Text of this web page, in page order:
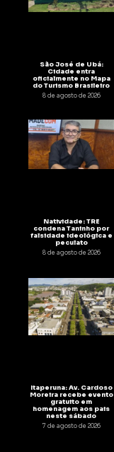
São José de Ubá:
Cidade entra
oficialmente no Mapa
do Turismo Brasileiro
8 de agosto de 2026
Natividade: TRE
condena Taninho por
falsidade ideológica e
peculato
8 de agosto de 2026
Itaperuna: Av. Cardoso
Moreira recebe evento
gratuito em
homenagem aos pais
neste sábado
7 de agosto de 2026